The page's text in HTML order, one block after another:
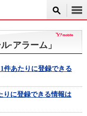
·アラーム」
件あたりに登録できる
りに登録できる情報は